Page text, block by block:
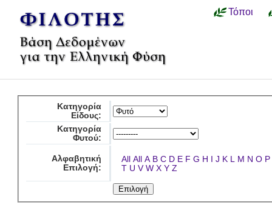
Τόποι
Κατηγορία
Είδους:
Κατηγορία
Φυτού:
Αλφαβητική
Επιλογή:
All All A B C D E F G H I J K L M N O P
T U V W X Y Z